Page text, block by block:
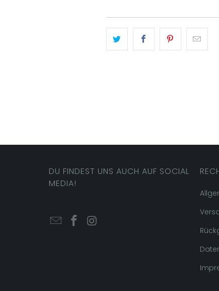
DU FINDEST UNS AUCH AUF SOCIAL
MEDIA!